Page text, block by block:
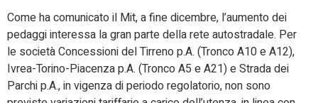
Come ha comunicato il Mit, a fine dicembre, l’aumento dei
pedaggi interessa la gran parte della rete autostradale. Per
le società Concessioni del Tirreno p.A. (Tronco A10 e A12),
Ivrea-Torino-Piacenza p.A. (Tronco A5 e A21) e Strada dei
Parchi p.A., in vigenza di periodo regolatorio, non sono